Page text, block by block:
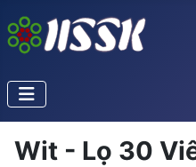
Wit - Lọ 30